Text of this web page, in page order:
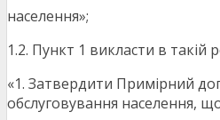
населення»;
1.2. Пункт 1 викласти в такій
«1. Затвердити Примірний
обслуговування населення,